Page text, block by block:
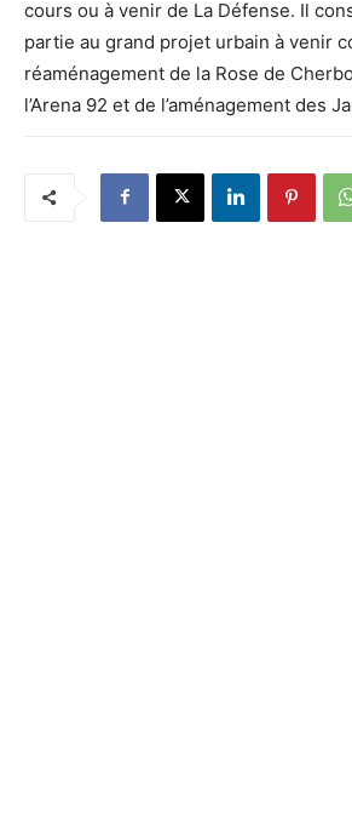
cours ou à venir de La Défense. Il
partie au grand projet urbain à venir
réaménagement de la Rose de
l’Arena 92 et de l’aménagement des